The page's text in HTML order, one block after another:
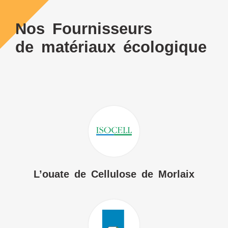
Nos Fournisseurs
de matériaux écologique
L’ouate de Cellulose de Morlaix